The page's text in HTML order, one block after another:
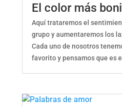
El color más
Aquí trataremos el
grupo y aumentaremos los
Cada uno de nosotros
favorito y pensamos que es